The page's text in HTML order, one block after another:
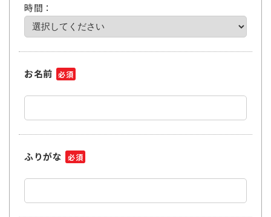
時間：
お名前 必須
ふりがな 必須